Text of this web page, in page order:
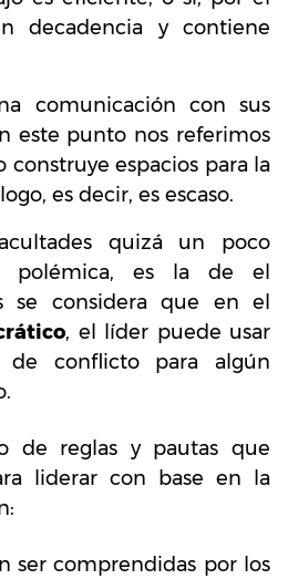
decadencia y contiene
comunicación con sus
este punto nos referimos
construye espacios para la
es decir, es escaso.
quizá un poco
polémica, es la de el
se considera que en el
, el líder puede usar
de conflicto para algún
de reglas y pautas que
liderar con base en la
ser comprendidas por los